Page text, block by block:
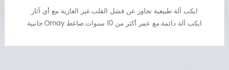
ايكب آلة طبيعية تجاوز عن فشل القلب.غير الغازية مع أي آثار
جانبية.Omay ايكب آلة دائمة.مع عمر أكثر من 10 سنوات.ضاغط